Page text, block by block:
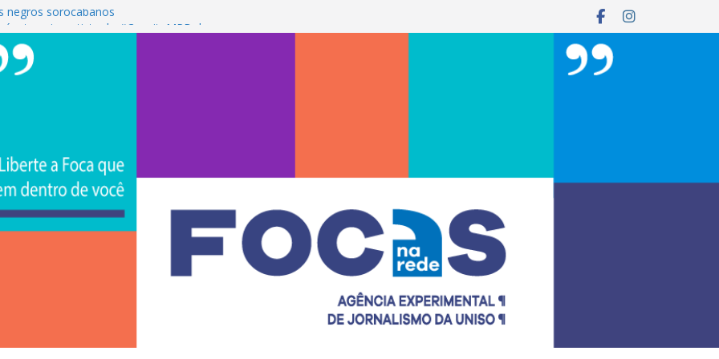
negros sorocabanos
é a terceira artista do #ConviteMPB do
Brasil 2026 promove integração, ciência e
na Uniso